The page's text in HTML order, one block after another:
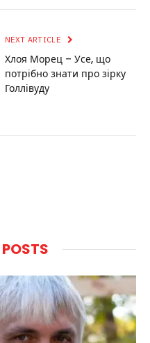
NEXT ARTICLE
Хлоя Морец – Усе, що
потрібно знати про зірку
Голлівуду
POSTS